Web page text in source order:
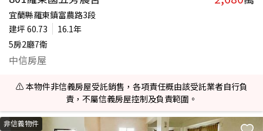
宜蘭縣羅東鎮富農路3段
建坪 60.73
16.1年
5房2廳7衛
中信房屋
⚠️ 本物件非信義房屋受託銷售，各項責任概由該受託業者自行負
責，不屬信義房屋控制及負責範圍。
非信義物件